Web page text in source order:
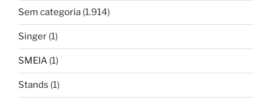
Sem categoria (1.914)
Singer (1)
SMEIA (1)
Stands (1)